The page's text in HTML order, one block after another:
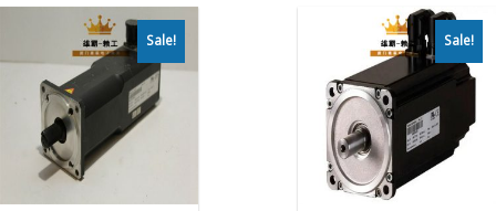
Sale! Sale!